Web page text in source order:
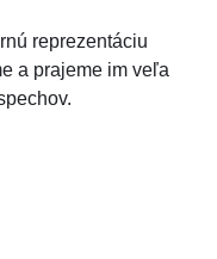
reprezentáciu
a prajeme im veľa